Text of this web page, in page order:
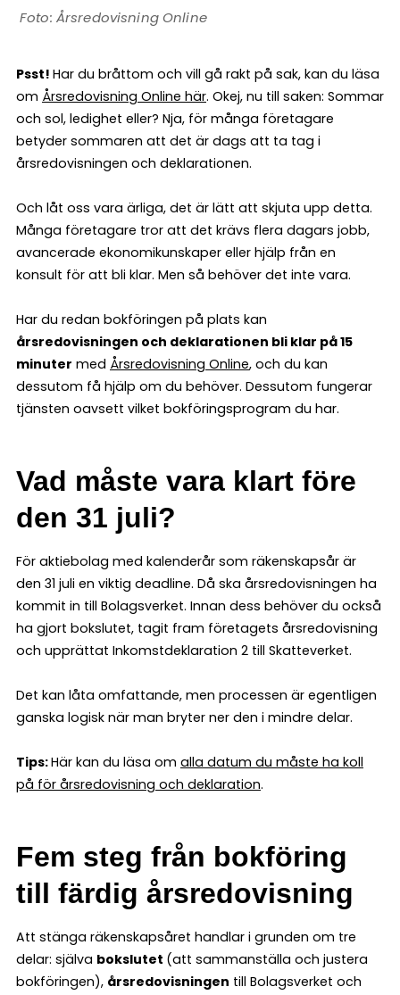
Årsredovisning Online
Psst! Har du bråttom och vill gå rakt på sak, kan du läsa
om Årsredovisning Online här. Okej, nu till saken: Sommar
och sol, ledighet eller? Nja, för många företagare
betyder sommaren att det är dags att ta tag i
årsredovisningen och deklarationen.
Och låt oss vara ärliga, det är lätt att skjuta upp detta.
Många företagare tror att det krävs flera dagars jobb,
avancerade ekonomikunskaper eller hjälp från en
konsult för att bli klar. Men så behöver det inte vara.
Har du redan bokföringen på plats kan
årsredovisningen och deklarationen bli klar på 15
minuter med Årsredovisning Online, och du kan
dessutom få hjälp om du behöver. Dessutom fungerar
tjänsten oavsett vilket bokföringsprogram du har.
Vad måste vara klart före
den 31 juli?
För aktiebolag med kalenderår som räkenskapsår är
den 31 juli en viktig deadline. Då ska årsredovisningen ha
kommit in till Bolagsverket. Innan dess behöver du också
ha gjort bokslutet, tagit fram företagets årsredovisning
och upprättat Inkomstdeklaration 2 till Skatteverket.
Det kan låta omfattande, men processen är egentligen
ganska logisk när man bryter ner den i mindre delar.
Tips:Här kan du läsa om alla datum du måste ha koll
på för årsredovisning och deklaration.
Fem steg från bokföring
till färdig årsredovisning
Att stänga räkenskapsåret handlar i grunden om tre
delar: själva bokslutet (att sammanställa och justera
bokföringen), årsredovisningen till Bolagsverket och